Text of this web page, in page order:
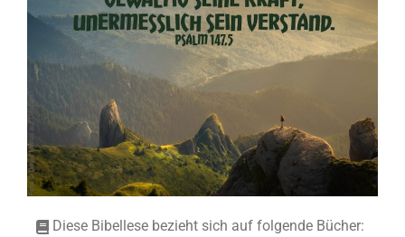
Diese Bibellese bezieht sich auf folgende Bücher: